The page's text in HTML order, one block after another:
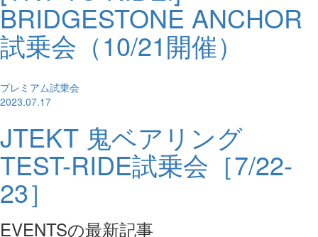
BRIDGESTONE ANCHOR
試乗会（10/21開催）
プレミアム試乗会
2023.07.17
JTEKT 鬼ベアリング
TEST-RIDE試乗会［7/22-
23］
EVENTSの最新記事